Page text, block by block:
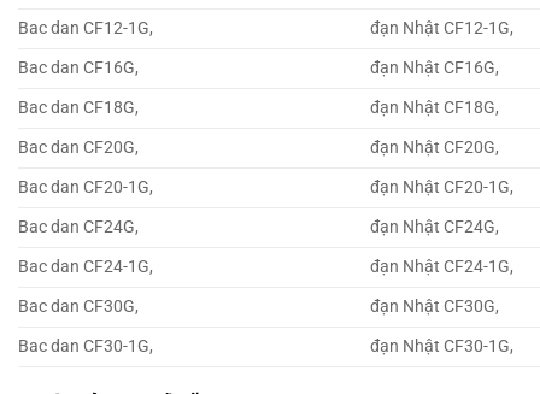
Bac dan CF12-1G,
đạn Nhật CF12-1G,
Bac dan CF16G,
đạn Nhật CF16G,
Bac dan CF18G,
đạn Nhật CF18G,
Bac dan CF20G,
đạn Nhật CF20G,
Bac dan CF20-1G,
đạn Nhật CF20-1G,
Bac dan CF24G,
đạn Nhật CF24G,
Bac dan CF24-1G,
đạn Nhật CF24-1G,
Bac dan CF30G,
đạn Nhật CF30G,
Bac dan CF30-1G,
đạn Nhật CF30-1G,